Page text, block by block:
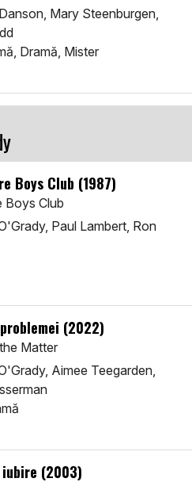
Mary Steenburgen,
Dramă, Mister
Boys Club (1987)
Boys Club
Paul Lambert, Ron
(2022)
Matter
Aimee Teegarden,
(2003)